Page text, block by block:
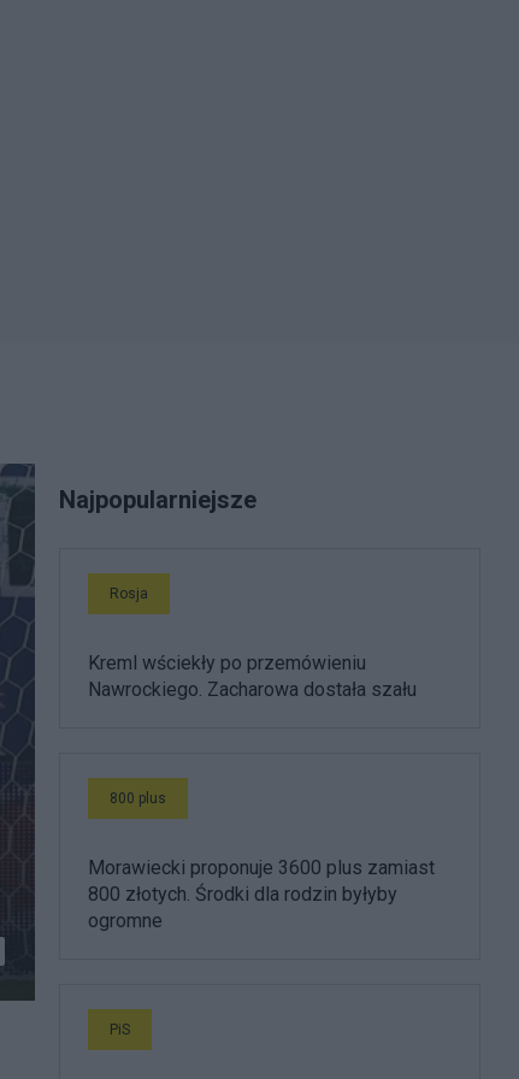
Najpopularniejsze
Rosja
Kreml wściekły po przemówieniu
Nawrockiego. Zacharowa dostała szału
800 plus
Morawiecki proponuje 3600 plus zamiast
800 złotych. Środki dla rodzin byłyby
ogromne
PiS